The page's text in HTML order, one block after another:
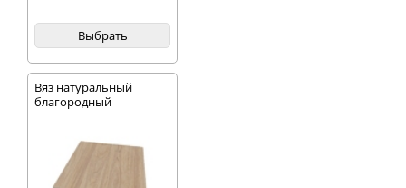
Выбрать
Вяз натуральный
благородный